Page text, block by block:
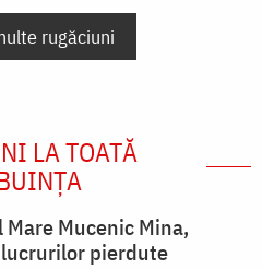
rugăciuni
LA TOATĂ
Mucenic Mina,
pierdute